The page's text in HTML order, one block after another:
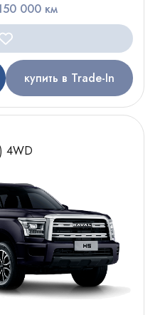
000 км
купить в Trade-In
4WD